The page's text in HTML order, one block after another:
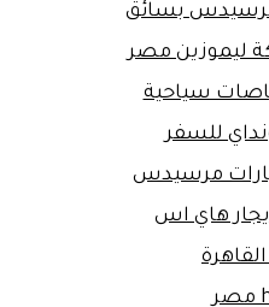
مرسيدس بسائق
ليموزين مصر
سياحية
للسفر
مرسيدس
هاي اس